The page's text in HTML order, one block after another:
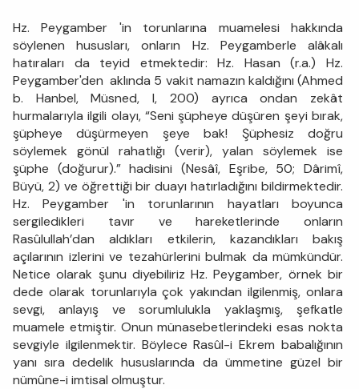
Hz. Peygamber 'in torunlarına muamelesi hakkında
söylenen hususları, onların Hz. Peygamberle alâkalı
hatıraları da teyid etmektedir: Hz. Hasan (r.a.) Hz.
Peygamber'den aklında 5 vakit namazın kaldığını (Ahmed
b. Hanbel, Müsned, I, 200) ayrıca ondan zekât
hurmalarıyla ilgili olayı, “Seni şüpheye düşüren şeyi bırak,
şüpheye düşürmeyen şeye bak! Şüphesiz doğru
söylemek gönül rahatlığı (verir), yalan söylemek ise
şüphe (doğurur).” hadisini (Nesâî, Eşribe, 50; Dârimî,
Büyü, 2) ve öğrettiği bir duayı hatırladığını bildirmektedir.
Hz. Peygamber 'in torunlarının hayatları boyunca
sergiledikleri tavır ve hareketlerinde onların
Rasûlullah’dan aldıkları etkilerin, kazandıkları bakış
açılarının izlerini ve tezahürlerini bulmak da mümkündür.
Netice olarak şunu diyebiliriz Hz. Peygamber, örnek bir
dede olarak torunlarıyla çok yakından ilgilenmiş, onlara
sevgi, anlayış ve sorumlulukla yaklaşmış, şefkatle
muamele etmiştir. Onun münasebetlerindeki esas nokta
sevgiyle ilgilenmektir. Böylece Rasûl-i Ekrem babalığının
yanı sıra dedelik hususlarında da ümmetine güzel bir
nümûne-i imtisal olmuştur.